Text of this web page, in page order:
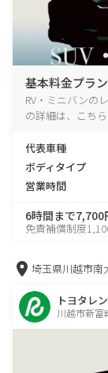
基本料金プラン
RV・ミニバンの
の詳細は、こち
代表車種
ボディタイプ
営業時間
6時間まで7,700
免責補償制度
埼玉県川越市南
トヨタレ
川越市新富